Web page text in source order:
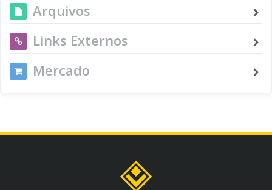
Arquivos
Links Externos
Mercado